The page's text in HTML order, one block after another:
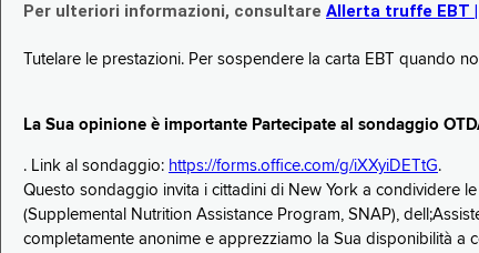
Per ulteriori informazioni, consultare Allerta truffe EBT |
Tutelare le prestazioni. Per sospendere la carta EBT quando
La Sua opinione è importante Partecipate al sondaggio
. Link al sondaggio: https://forms.office.com/g/iXXyiDETtG.
Questo sondaggio invita i cittadini di New York a condividere
(Supplemental Nutrition Assistance Program, SNAP),
completamente anonime e apprezziamo la Sua disponibilità